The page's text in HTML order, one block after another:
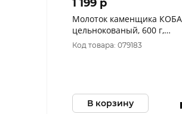
1 199 p
Молоток каменщика
цельнокованый, 600 г,
двухкомпонентная
904
Код товара: 079183
В корзину